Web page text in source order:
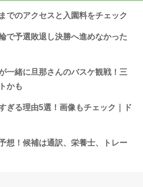
でのアクセスと入園料をチェック
で予選敗退し決勝へ進めなかった
一緒に旦那さんのバスケ観戦！三
かも
ぎる理由5選！画像もチェック｜ド
想！候補は通訳、栄養士、トレー